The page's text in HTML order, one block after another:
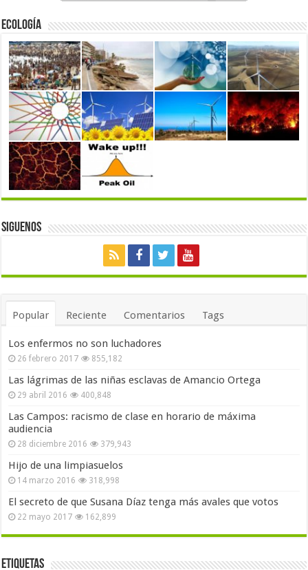
Ecología
Siguenos
Popular Reciente Comentarios Tags
Los enfermos no son luchadores
26 febrero 2017 855,182
Las lágrimas de las niñas esclavas de Amancio Ortega
29 abril 2016 400,848
Las Campos: racismo de clase en horario de máxima
audiencia
28 diciembre 2016 379,943
Hijo de una limpiasuelos
14 marzo 2016 318,998
El secreto de que Susana Díaz tenga más avales que votos
22 mayo 2017 162,899
Etiquetas